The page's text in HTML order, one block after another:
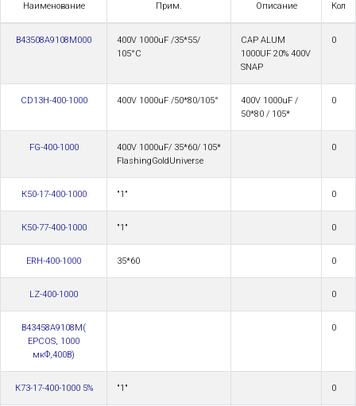
Наименование Прим. Описание Кол
B43508A9108M000
400V 1000uF /35*55/
105°C
CAP ALUM
1000UF 20% 400V
SNAP
0
CD13H-400-1000 400V 1000uF /50*80/105°
400V 1000uF /
50*80 / 105*
0
FG-400-1000
400V 1000uF/ 35*60/ 105*
FlashingGoldUniverse
0
К50-17-400-1000 "1" 0
К50-77-400-1000 "1" 0
ERH-400-1000 35*60 0
LZ-400-1000 0
B43458A9108M(
EPCOS, 1000
мкФ,400В)
0
К73-17-400-1000 5% "1" 0